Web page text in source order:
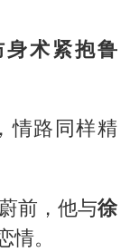
术紧抱鲁
情路同样精
前，他与徐
。